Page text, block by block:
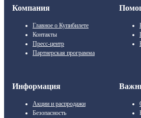
Компания
Главное о Купибилете
Контакты
Пресс-центр
Партнерская программа
Информация
Акции и распродажи
Безопасность